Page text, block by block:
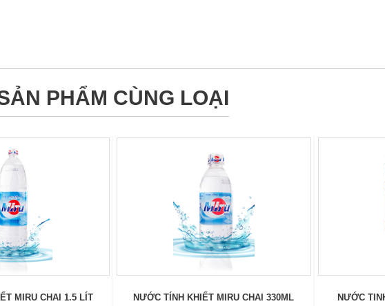
PHẨM CÙNG LOẠI
MIRU CHAI 1.5 LÍT NƯỚC TÍNH KHIẾT MIRU CHAI 330ML NƯỚC